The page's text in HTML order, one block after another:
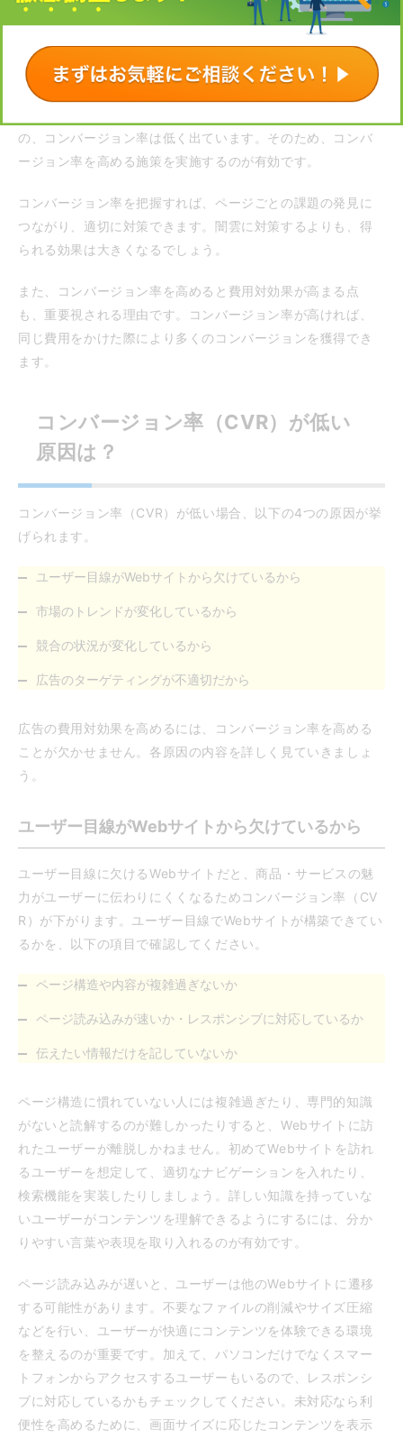
ると考えられます。ただセッション数は少ないので、セッシ
ョン数を高める施策を実行すれば、さらにコンバージョン（C
V）数を増やせるでしょう。
の、コンバージョン率は低く出ています。そのため、コンバ
ージョン率を高める施策を実施するのが有効です。
コンバージョン率を把握すれば、ページごとの課題の発見に
つながり、適切に対策できます。闇雲に対策するよりも、得
られる効果は大きくなるでしょう。
また、コンバージョン率を高めると費用対効果が高まる点
も、重要視される理由です。コンバージョン率が高ければ、
同じ費用をかけた際により多くのコンバージョンを獲得でき
ます。
コンバージョン率（CVR）が低い
原因は？
コンバージョン率（CVR）が低い場合、以下の4つの原因が挙
げられます。
ユーザー目線がWebサイトから欠けているから
市場のトレンドが変化しているから
競合の状況が変化しているから
広告のターゲティングが不適切だから
広告の費用対効果を高めるには、コンバージョン率を高める
ことが欠かせません。各原因の内容を詳しく見ていきましょ
う。
ユーザー目線がWebサイトから欠けているから
ユーザー目線に欠けるWebサイトだと、商品・サービスの魅
力がユーザーに伝わりにくくなるためコンバージョン率（CV
R）が下がります。ユーザー目線でWebサイトが構築できてい
るかを、以下の項目で確認してください。
ページ構造や内容が複雑過ぎないか
ページ読み込みが速いか・レスポンシブに対応しているか
伝えたい情報だけを記していないか
ページ構造に慣れていない人には複雑過ぎたり、専門的知識
がないと読解するのが難しかったりすると、Webサイトに訪
れたユーザーが離脱しかねません。初めてWebサイトを訪れ
るユーザーを想定して、適切なナビゲーションを入れたり、
検索機能を実装したりしましょう。詳しい知識を持っていな
いユーザーがコンテンツを理解できるようにするには、分か
りやすい言葉や表現を取り入れるのが有効です。
ページ読み込みが遅いと、ユーザーは他のWebサイトに遷移
する可能性があります。不要なファイルの削減やサイズ圧縮
などを行い、ユーザーが快適にコンテンツを体験できる環境
を整えるのが重要です。加えて、パソコンだけでなくスマー
トフォンからアクセスするユーザーもいるので、レスポンシ
ブに対応しているかもチェックしてください。未対応なら利
便性を高めるために、画面サイズに応じたコンテンツを表示